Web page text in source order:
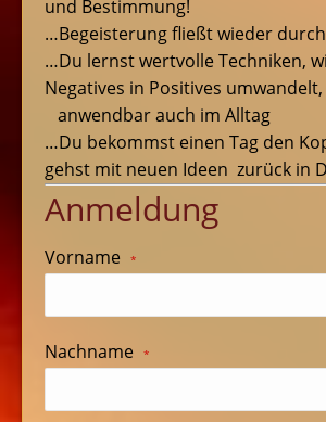
und Bestimmung!
…Begeisterung fließt wieder
…Du lernst wertvolle Techniken,
Negatives in Positives
anwendbar auch im Alltag
…Du bekommst einen Tag den
gehst mit neuen Ideen zurück in
Anmeldung
Vorname *
Nachname *